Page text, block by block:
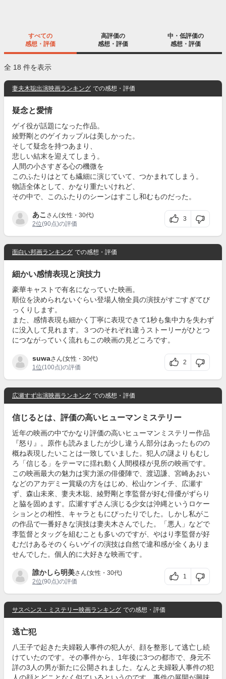
すべての
感想・評価
高評価の
感想・評価
中・低評価の
感想・評価
全 18 件を表示
妻夫木聡出演映画ランキング での感想・評価
疑念と愛情
ゲイ役が話題になった作品。
綾野剛とのゲイカップルは美しかった。
そして疑念を持つあまり、
悲しい結末を迎えてしまう。
人間の小さすぎる心の機微を
このふたりはとても繊細に演じていて、つかまれてしまう。
物語全体として、かなり重たいけれど、
その中で、このふたりのシーンはすこし和むものだった。
あこ さん(女性・30代)
2位(90点)の評価
3
面白い邦画ランキング での感想・評価
細かい感情表現と演技力
豪華キャストで有名になっていた映画。
順位を決められないぐらい登場人物全員の演技がすごすぎてび
っくりします。
また、感情表現も細かく丁寧に表現できて1秒も集中力を失わず
に没入して見れます。３つのそれぞれ違うストーリーがひとつ
につながっていく流れもこの映画の見どころです。
suwaさん(女性・30代)
1位(100点)の評価
2
広瀬すず出演映画ランキング での感想・評価
信じるとは、評価の高いヒューマンミステリー
近年の映画の中でかなり評価の高いヒューマンミステリー作品
『怒り』。原作も読みましたが少し違うん部分はあったものの
概ね表現したいことは一致していました。犯人の謎よりもむし
ろ「信じる」をテーマに揺れ動く人間模様が見所の映画です。
この映画最大の魅力は実力派の俳優陣で、渡辺謙、宮崎あおい
などのアカデミー賞級の方をはじめ、松山ケンイチ、広瀬す
ず、森山未來、妻夫木聡、綾野剛と李監督が好む俳優がずらり
と脇を固めます。広瀬すずさん演じる少女は沖縄というロケー
ションとの相性、キャラともにぴったりでした。しかし私がこ
の作品で一番好きな演技は妻夫木さんでした。「悪人」などで
李監督とタッグを組むことも多いのですが、やはり李監督が好
むだけあるそのくらいゲイの演技は自然で違和感が全くありま
せんでした。個人的に大好きな映画です。
誰かしら明美さん(女性・30代)
2位(90点)の評価
1
サスペンス・ミステリー映画ランキング での感想・評価
逃亡犯
八王子で起きた夫婦殺人事件の犯人が、顔を整形して逃亡し続
けていたのです。その事件から、1年後に3つの都市で、身元不
詳の3人の男が新たに公開されました。なんと夫婦殺人事件の犯